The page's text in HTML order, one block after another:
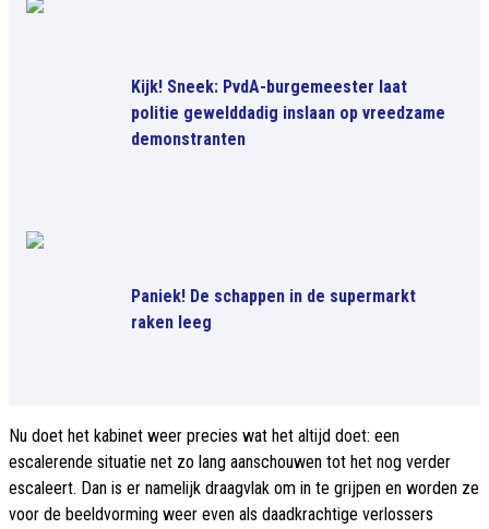
Kijk! Sneek: PvdA-burgemeester laat
politie gewelddadig inslaan op vreedzame
demonstranten
Paniek! De schappen in de supermarkt
raken leeg
Nu doet het kabinet weer precies wat het altijd doet: een
escalerende situatie net zo lang aanschouwen tot het nog verder
escaleert. Dan is er namelijk draagvlak om in te grijpen en worden ze
voor de beeldvorming weer even als daadkrachtige verlossers